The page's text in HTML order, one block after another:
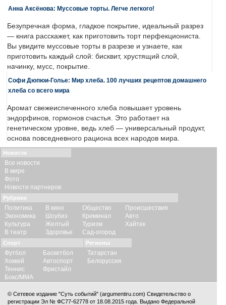
Анна Аксёнова: Муссовые торты. Легче легкого!
Безупречная форма, гладкое покрытие, идеальный разрез
— книга расскажет, как приготовить торт перфекциониста.
Вы увидите муссовые торты в разрезе и узнаете, как
приготовить каждый слой: бисквит, хрустящий слой,
начинку, мусс, покрытие.
Софи Дюпюи-Голье: Мир хлеба. 100 лучших рецептов домашнего
хлеба со всего мира
Аромат свежеиспеченного хлеба повышает уровень
эндорфинов, гормонов счастья. Это работает на
генетическом уровне, ведь хлеб — универсальный продукт,
основа повседневного рациона всех народов мира.
Новости
Все новости
В мире
Фото
Новости партнеров
Рубрики
Политика
Экономика
Культура
В театр
В кино
Шоубиз
Желтый
Здоровье
Общество
Криминал
Туризм
Сад-огород
Происшествия
Авто
Хайтек
Спорт
Футбол
Хоккей
Теннис
Бокс/ММА
Баскетбол
Автоспорт
Фристайл
Регионы
Татарстан
Белоруссия
© Сетевое издание "Суть событий" (argumentiru.com) Свидетельство о
регистрации Эл № ФС77-62778 от 18.08.2015 года. Выдано Федеральной